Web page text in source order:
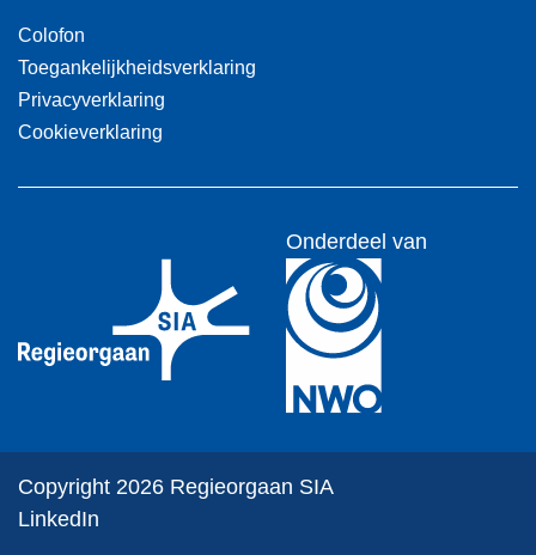
Colofon
Toegankelijkheidsverklaring
Privacyverklaring
Cookieverklaring
Onderdeel van
Copyright 2026 Regieorgaan SIA
LinkedIn